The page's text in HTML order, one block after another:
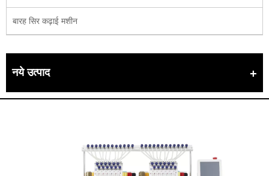
बारह सिर कढ़ाई मशीन
नये उत्पाद